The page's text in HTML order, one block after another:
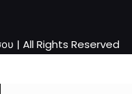
| All Rights Reserved